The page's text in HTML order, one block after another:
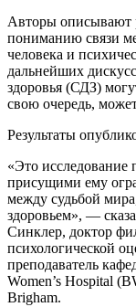
Авторы описывают
пониманию связи
человека и
дальнейших
здоровья (СДЗ)
свою очередь,
Результаты
«Это исследование
присущими ему
между судьбой
здоровьем», —
Синклер, доктор
психологической
преподаватель
Women’s Hospital
Brigham.